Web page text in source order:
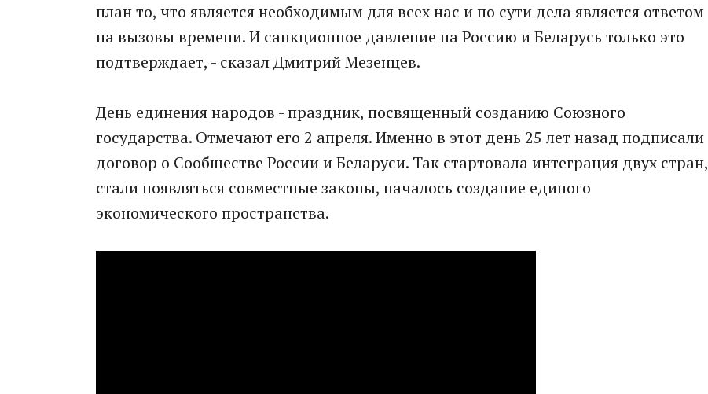
план то, что является необходимым для всех нас и по сути дела является ответом
на вызовы времени. И санкционное давление на Россию и Беларусь только это
подтверждает, - сказал Дмитрий Мезенцев.
День единения народов - праздник, посвященный созданию Союзного
государства. Отмечают его 2 апреля. Именно в этот день 25 лет назад подписали
договор о Сообществе России и Беларуси. Так стартовала интеграция двух стран,
стали появляться совместные законы, началось создание единого
экономического пространства.